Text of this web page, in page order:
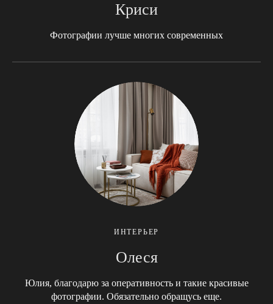
Криси
Фотографии лучше многих современных
ИНТЕРЬЕР
Олеся
Юлия, благодарю за оперативность и такие красивые
фотографии. Обязательно обращусь еще.